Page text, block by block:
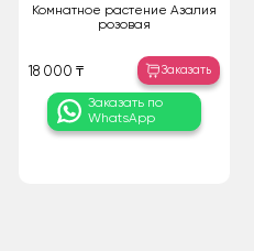
Комнатное растение Азалия
розовая
18 000 ₸ Заказать
Заказать по
WhatsApp